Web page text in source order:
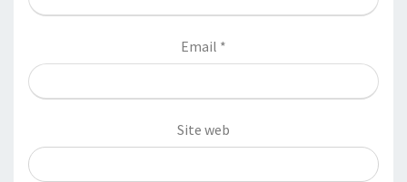
Email *
Site web